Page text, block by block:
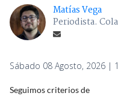
Matías Vega
Periodista.
Sábado 08 Agosto, 2026 |
Seguimos criterios de